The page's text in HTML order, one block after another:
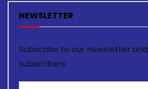
NEWSLETTER
Subscribe to our newsletter
subscribers.